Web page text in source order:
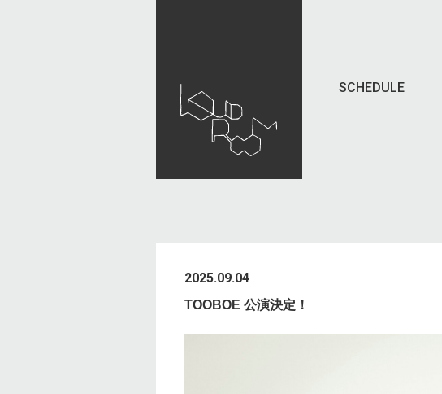
SCHEDULE
2025.09.04
TOOBOE 公演決定！